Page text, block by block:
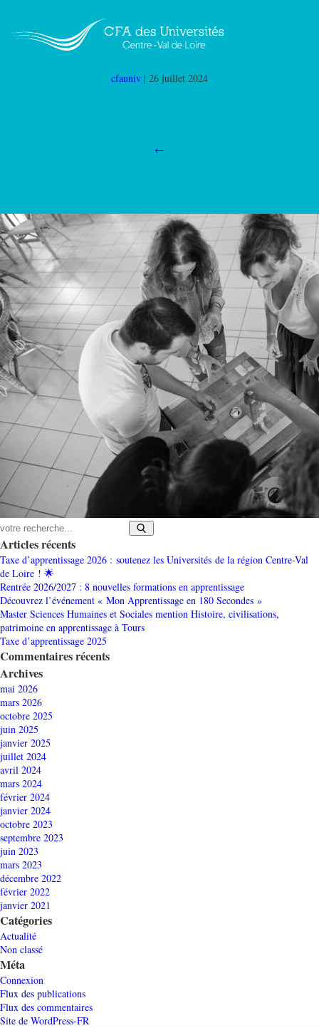
Universités
cfauniv | 26 juillet 2024
←
Articles récents
Taxe d’apprentissage 2026 : soutenez les Universités de la région Centre-Val
de Loire ! 🌟
Rentrée 2026/2027 : 8 nouvelles formations en apprentissage
Découvrez l’événement « Mon Apprentissage en 180 Secondes »
Master Sciences Humaines et Sociales mention Histoire, civilisations,
patrimoine en apprentissage à Tours
Taxe d’apprentissage 2025
Commentaires récents
Archives
mai 2026
mars 2026
octobre 2025
juin 2025
janvier 2025
juillet 2024
avril 2024
mars 2024
février 2024
janvier 2024
octobre 2023
septembre 2023
juin 2023
mars 2023
décembre 2022
février 2022
janvier 2021
Catégories
Actualité
Non classé
Méta
Connexion
Flux des publications
Flux des commentaires
Site de WordPress-FR